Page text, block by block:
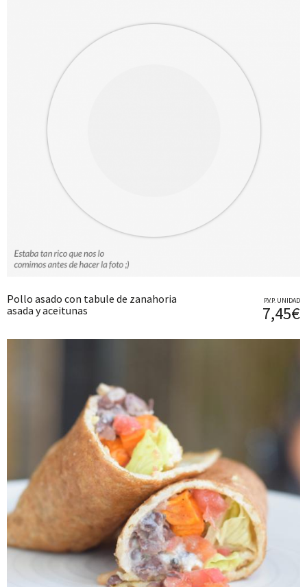
Pollo asado con tabule de zanahoria
asada y aceitunas
P.V.P. UNIDAD
7,45€